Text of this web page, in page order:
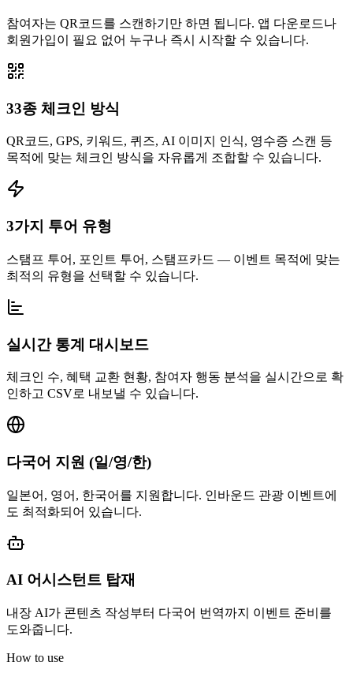
참여자는 QR코드를 스캔하기만 하면 됩니다. 앱 다운로드나
회원가입이 필요 없어 누구나 즉시 시작할 수 있습니다.
33종 체크인 방식
QR코드, GPS, 키워드, 퀴즈, AI 이미지 인식, 영수증 스캔 등
목적에 맞는 체크인 방식을 자유롭게 조합할 수 있습니다.
3가지 투어 유형
스탬프 투어, 포인트 투어, 스탬프카드 — 이벤트 목적에 맞는
최적의 유형을 선택할 수 있습니다.
실시간 통계 대시보드
체크인 수, 혜택 교환 현황, 참여자 행동 분석을 실시간으로 확
인하고 CSV로 내보낼 수 있습니다.
다국어 지원 (일/영/한)
일본어, 영어, 한국어를 지원합니다. 인바운드 관광 이벤트에
도 최적화되어 있습니다.
AI 어시스턴트 탑재
내장 AI가 콘텐츠 작성부터 다국어 번역까지 이벤트 준비를
도와줍니다.
How to use